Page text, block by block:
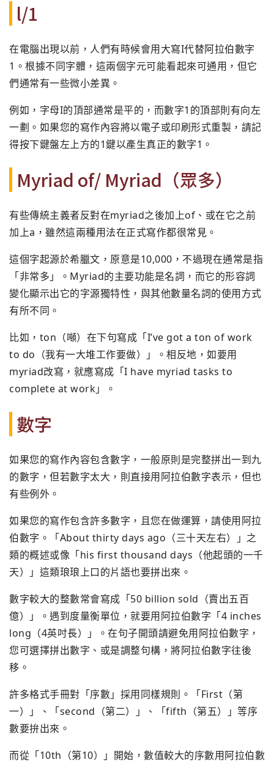
l/1
在電腦出現以前，人們有時候會用大寫I代替阿拉伯數字
1。根據不同字體，這兩個字元可能看起來可通用，但它
們通常有一些微小差異。
例如，字母I的頂部通常是平的，而數字1的頂部則有向左
一劃。如果您的寫作內容將以電子或印刷形式重製，請記
得按下鍵盤左上方的1鍵以產生真正的數字1。
Myriad of/ Myriad（眾多）
有些傳統主義者反對在myriad之後加上of、或在它之前
加上a，雖然這兩種用法在正式寫作都很常見。
這個字起源於希臘文，原意是10,000，不過現在通常是指
「非常多」。Myriad的主要功能是名詞，而它的形容詞
變化顯示出它的字源獨特性，與其他數量名詞的使用方式
有所不同。
比如，ton（噸）在下句寫成「I’ve got a ton of work
to do（我有一大堆工作要做）」。相反地，如要用
myriad改寫，就應寫成「I have myriad tasks to
complete at work」。
數字
如果您的寫作內容包含數字，一般原則是完整拼出一到九
的數字，但若數字太大，則直接用阿拉伯數字表示，但也
有些例外。
如果您的寫作包含許多數字，且您在做運算，請使用阿拉
伯數字。「About thirty days ago（三十天左右）」之
類的概述或像「his first thousand days（他起頭的一千
天）」這類琅琅上口的片語也要拼出來。
數字較大的整數常會寫成「50 billion sold（賣出五百
億）」。遇到度量衡單位，就要用阿拉伯數字「4 inches
long（4英吋長）」。在句子開頭請避免用阿拉伯數字，
您可選擇拼出數字、或是調整句構，將阿拉伯數字往後
移。
許多格式手冊對「序數」採用同樣規則。「First（第
一）」、「second（第二）」、「fifth（第五）」等序
數要拚出來。
而從「10th（第10）」開始，數值較大的序數用阿拉伯數